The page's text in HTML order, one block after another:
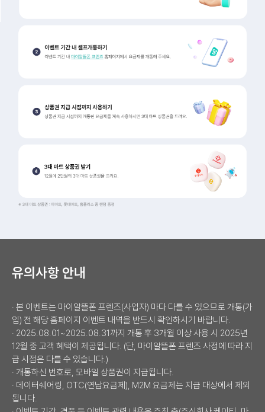
4. 3대 마트 상품권 받기 : 12월에 2만원의 3대 마트 상품권을 드려요.
유의사항 안내
· 본 이벤트는 마이알뜰폰 프렌즈(사업자) 마다 다를 수 있으므로 개통(가
입) 전 해당 홈페이지 이벤트 내역을 반드시 확인하시기 바랍니다.
· 2025.08.01~2025.08.31까지 개통 후 3개월 이상 사용 시 2025년
12월 중 고객 혜택이 제공됩니다. (단, 마이알뜰폰 프렌즈 사정에 따라 지
급 시점은 다를 수 있습니다.)
· 개통하신 번호로, 모바일 상품권이 지급됩니다.
· 데이터쉐어링, OTC(연납요금제), M2M 요금제는 지급 대상에서 제외
됩니다.